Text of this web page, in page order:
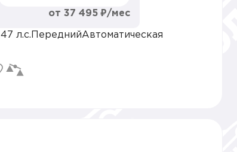
от 37 495 ₽/мес
147 л.с. ПереднийАвтоматическая